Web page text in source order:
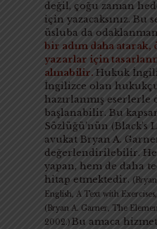
değil, çoğu zaman
için yazacaksınız. Bu
üsluba da
bir adım daha
yazarlar için
alınabilir. Hukuk
İngilizce olan
hazırlanmış eserlerle
başlanabilir. Bu
Sözlüğü’nün
avukat Bryan A.
değerlendirilebilir.
yapan, hem de daha
hitap etmektedir.
English, A Text with
(Bryan A. Garner, The
2002.) Bu amaca